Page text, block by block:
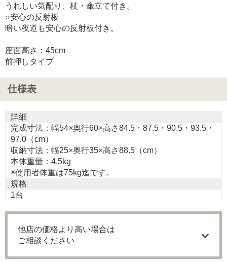
うれしい気配り、杖・傘立て付き。
○安心の反射板
暗い夜道も安心の反射板付き。
座面高さ：45cm
前押しタイプ
仕様表
詳細
完成寸法：幅54×奥行60×高さ84.5・87.5・90.5・93.5・
97.0（cm）
収納寸法：幅25×奥行35×高さ88.5（cm）
本体重量：4.5kg
※使用者体重は75kg迄です。
規格
1台
他店の価格より高い場合は
ご相談ください